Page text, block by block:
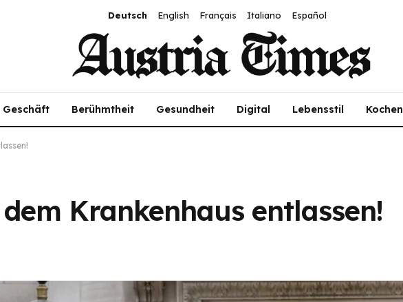
Deutsch English Français Italiano Español
Geschäft Berühmtheit Gesundheit Digital Lebensstil Kochen
Krankenhaus entlassen!